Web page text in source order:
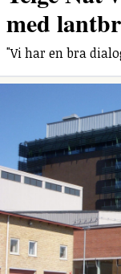
med
"Vi har en bra